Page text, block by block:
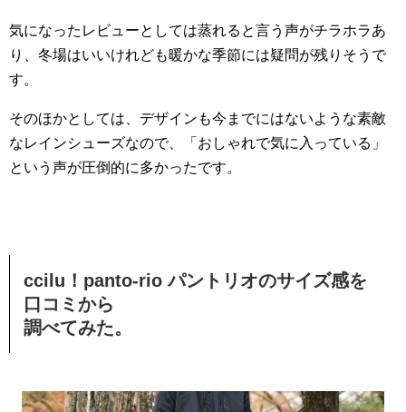
気になったレビューとしては蒸れると言う声がチラホラあ
り、冬場はいいけれども暖かな季節には疑問が残りそうで
す。
そのほかとしては、デザインも今までにはないような素敵
なレインシューズなので、「おしゃれで気に入っている」
という声が圧倒的に多かったです。
ccilu！panto-rio パントリオのサイズ感を
口コミから
調べてみた。